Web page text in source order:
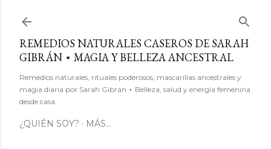
REMEDIOS NATURALES CASEROS DE SARAH
GIBRÁN ⋆ MAGIA Y BELLEZA ANCESTRAL
Remedios naturales, rituales poderosos, mascarillas ancestrales y
magia diaria por Sarah Gibrán ⋆ Belleza, salud y energía femenina
desde casa.
¿QUIÉN SOY? MÁS…